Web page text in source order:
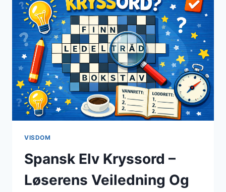
STRATEGIER
VISDOM
Spansk Elv Kryssord –
Løserens Veiledning Og